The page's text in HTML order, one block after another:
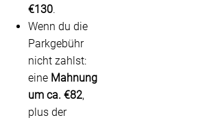
€130.
Wenn du die
Parkgebühr
nicht zahlst:
eine Mahnung
um ca. €82,
plus der